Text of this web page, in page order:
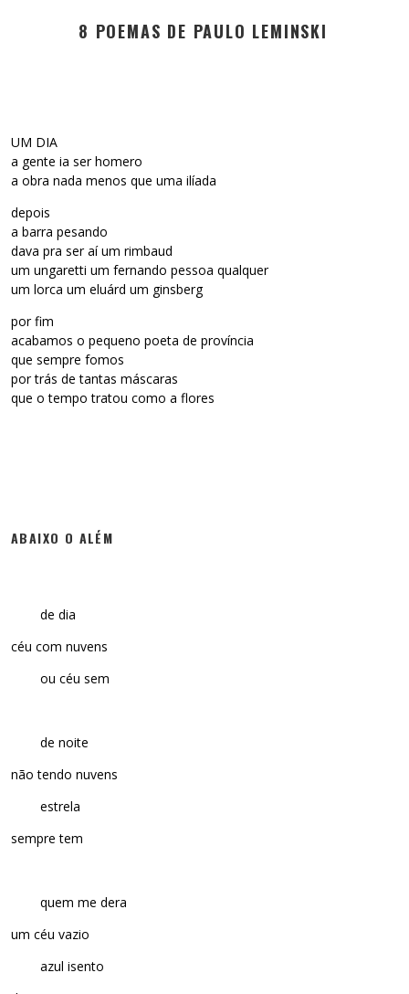
8 POEMAS DE PAULO LEMINSKI
UM DIA
a gente ia ser homero
a obra nada menos que uma ilíada
depois
a barra pesando
dava pra ser aí um rimbaud
um ungaretti um fernando pessoa qualquer
um lorca um eluárd um ginsberg
por fim
acabamos o pequeno poeta de província
que sempre fomos
por trás de tantas máscaras
que o tempo tratou como a flores
ABAIXO O ALÉM
de dia
céu com nuvens
ou céu sem
de noite
não tendo nuvens
estrela
sempre tem
quem me dera
um céu vazio
azul isento